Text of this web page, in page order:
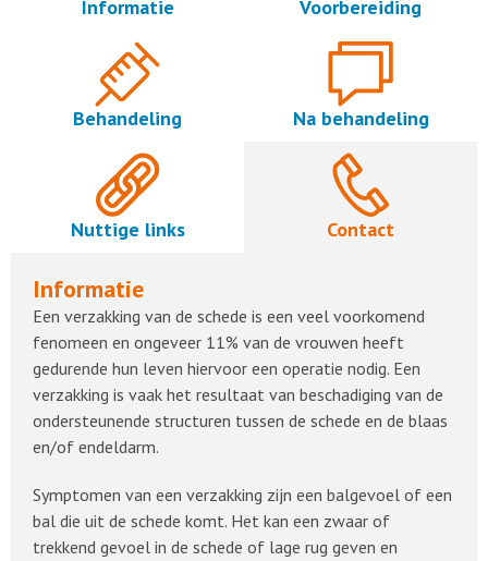
Informatie Voorbereiding
Behandeling Na behandeling
Nuttige links Contact
Informatie
Een verzakking van de schede is een veel voorkomend
fenomeen en ongeveer 11% van de vrouwen heeft
gedurende hun leven hiervoor een operatie nodig. Een
verzakking is vaak het resultaat van beschadiging van de
ondersteunende structuren tussen de schede en de blaas
en/of endeldarm.
Symptomen van een verzakking zijn een balgevoel of een
bal die uit de schede komt. Het kan een zwaar of
trekkend gevoel in de schede of lage rug geven en